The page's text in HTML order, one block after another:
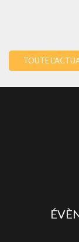
TOUTE